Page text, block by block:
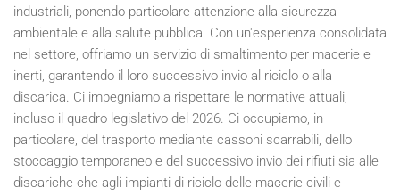
industriali, ponendo particolare attenzione alla sicurezza
ambientale e alla salute pubblica. Con un'esperienza consolidata
nel settore, offriamo un servizio di smaltimento per macerie e
inerti, garantendo il loro successivo invio al riciclo o alla
discarica. Ci impegniamo a rispettare le normative attuali,
incluso il quadro legislativo del 2026. Ci occupiamo, in
particolare, del trasporto mediante cassoni scarrabili, dello
stoccaggio temporaneo e del successivo invio dei rifiuti sia alle
discariche che agli impianti di riciclo delle macerie civili e